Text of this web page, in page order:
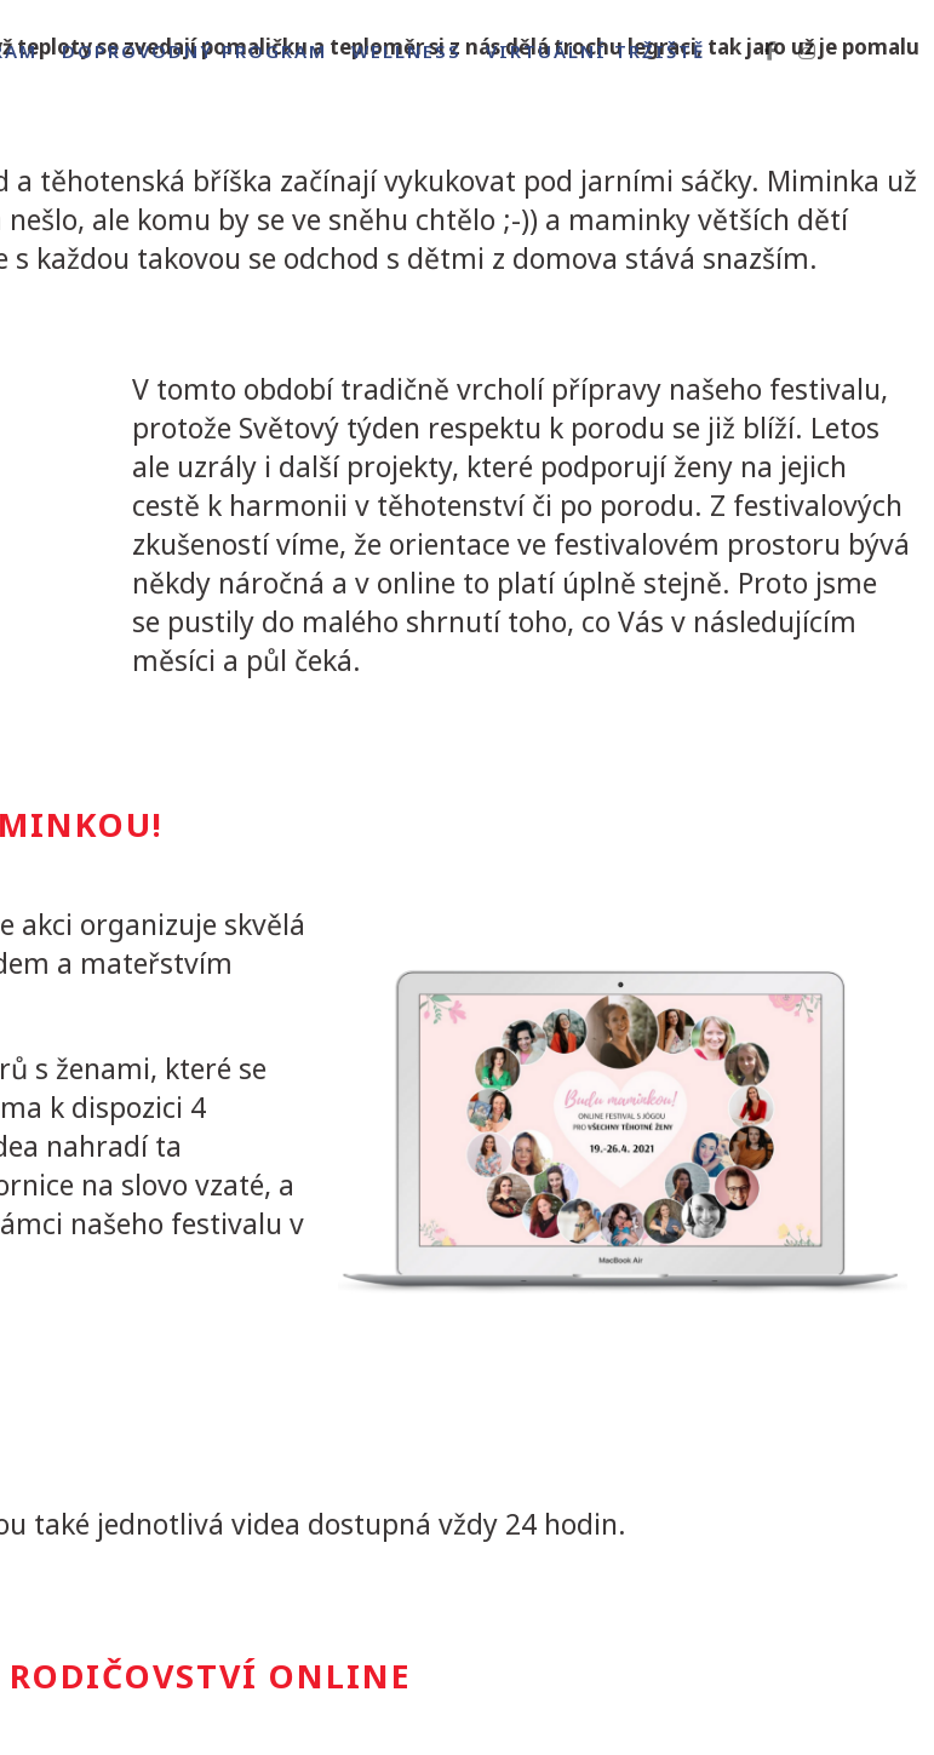
DOPROVODNÝ PROGRAM WELLNESS VIRTUÁLNÍ TRŽIŠTĚ
se zvedají pomaličku a teploměr si z nás dělá trochu legraci, tak jaro už je pomalu
a těhotenská bříška začínají vykukovat pod jarními sáčky. Miminka už
ale komu by se ve sněhu chtělo ;-)) a maminky větších dětí
každou takovou se odchod s dětmi z domova stává snazším.
V tomto období tradičně vrcholí přípravy našeho festivalu,
protože Světový týden respektu k porodu se již blíží. Letos
ale uzrály i další projekty, které podporují ženy na jejich
cestě k harmonii v těhotenství či po porodu. Z festivalových
zkušeností víme, že orientace ve festivalovém prostoru bývá
někdy náročná a v online to platí úplně stejně. Proto jsme
se pustily do malého shrnutí toho, co Vás v následujícím
měsíci a půl čeká.
akci organizuje skvělá
a mateřstvím
s ženami, které se
k dispozici 4
nahradí ta
na slovo vzaté, a
našeho festivalu v
také jednotlivá videa dostupná vždy 24 hodin.
ONLINE